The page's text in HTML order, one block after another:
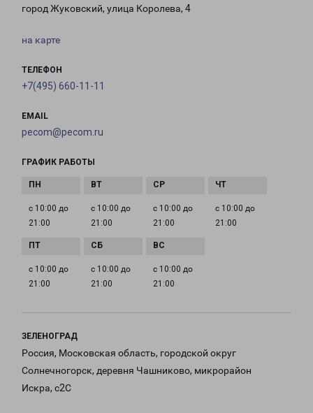
город Жуковский, улица Королева, 4
на карте
ТЕЛЕФОН
+7(495) 660-11-11
EMAIL
pecom@pecom.ru
ГРАФИК РАБОТЫ
с 10:00 до
21:00
с 10:00 до
21:00
с 10:00 до
21:00
с 10:00 до
21:00
с 10:00 до
21:00
с 10:00 до
21:00
с 10:00 до
21:00
ЗЕЛЕНОГРАД
Россия, Московская область, городской округ
Солнечногорск, деревня Чашниково, микрорайон
Искра, с2С